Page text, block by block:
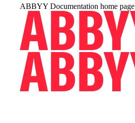
ABBYY Documentation home page